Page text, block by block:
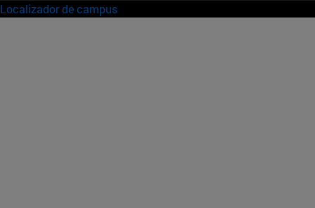
Localizador de campus